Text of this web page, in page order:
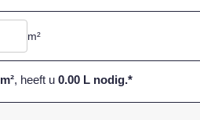
m²
m², heeft u0.00 L nodig.*